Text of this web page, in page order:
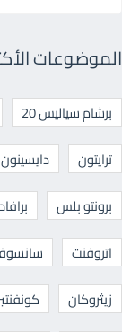
الموضوعات
برشام سياليس 20
ترايتون
دايسينون
برونتو بلس
اتروفنت
زيثروكان